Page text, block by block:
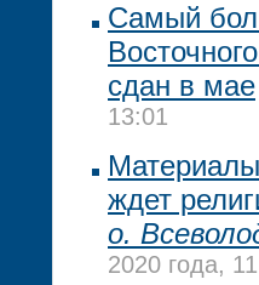
Самый
сдан в мае
13:01
ждет
о.
2020 года,